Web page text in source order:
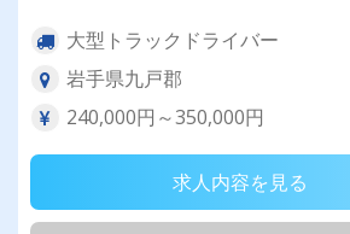
大型トラックドライバー
岩手県九戸郡
240,000円～350,000円
求人内容を見る